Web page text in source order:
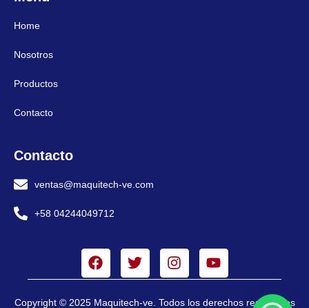
Home
Nosotros
Productos
Contacto
Contacto
ventas@maquitech-ve.com
+58 04244049712
Copyright © 2025 Maquitech-ve. Todos los derechos reservados